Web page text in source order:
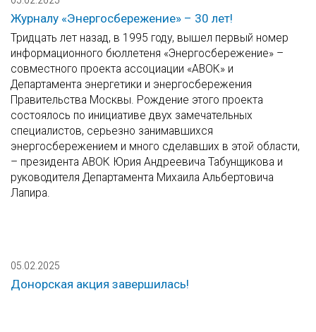
Журналу «Энергосбережение» – 30 лет!
Тридцать лет назад, в 1995 году, вышел первый номер
информационного бюллетеня «Энергосбережение» –
совместного проекта ассоциации «АВОК» и
Департамента энергетики и энергосбережения
Правительства Москвы. Рождение этого проекта
состоялось по инициативе двух замечательных
специалистов, серьезно занимавшихся
энергосбережением и много сделавших в этой области,
– президента АВОК Юрия Андреевича Табунщикова и
руководителя Департамента Михаила Альбертовича
Лапира.
05.02.2025
Донорская акция завершилась!